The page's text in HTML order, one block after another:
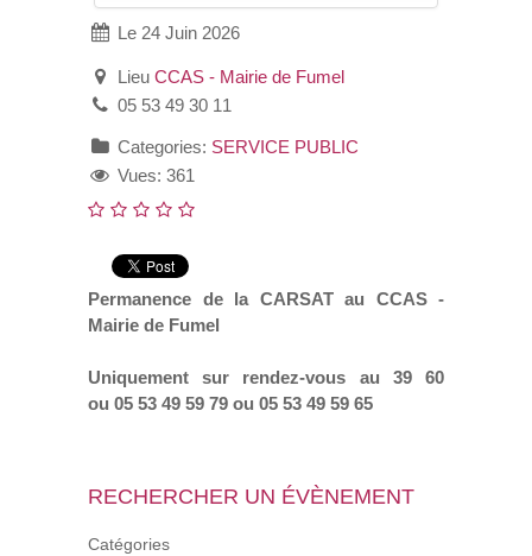
SPORTS ET LOISIRS
CULTURE ET PATRIMOINE
DÉCISIONS & DÉLIBÉRATIONS
RENDEZ-VOUS EN LIGNE
Le 24 Juin 2026
Lieu CCAS - Mairie de Fumel
05 53 49 30 11
Categories: SERVICE PUBLIC
Vues: 361
Permanence de la CARSAT au CCAS -
Mairie de Fumel
Uniquement sur rendez-vous au 39 60
ou 05 53 49 59 79 ou 05 53 49 59 65
RECHERCHER UN ÉVÈNEMENT
Catégories